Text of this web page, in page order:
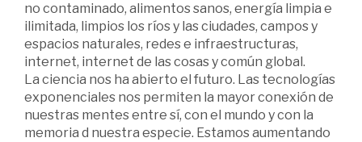
no contaminado, alimentos sanos, energía limpia e
ilimitada, limpios los ríos y las ciudades, campos y
espacios naturales, redes e infraestructuras,
internet, internet de las cosas y común global.
La ciencia nos ha abierto el futuro. Las tecnologías
exponenciales nos permiten la mayor conexión de
nuestras mentes entre sí, con el mundo y con la
memoria d nuestra especie. Estamos aumentando